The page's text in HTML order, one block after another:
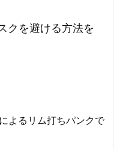
クを避ける方法を
よるリム打ちパンクで